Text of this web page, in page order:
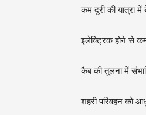
कम दूरी की यात्रा
इलेक्ट्रिक होने से
कैब की तुलना में
शहरी परिवहन को